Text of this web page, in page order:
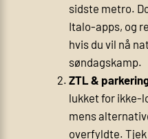
sidste metro.
Italo-apps, og
hvis du vil nå
søndagskamp.
ZTL &
lukket for ikke-
mens
overfyldte.